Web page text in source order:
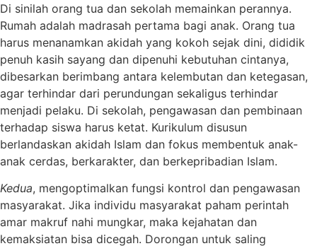
Di sinilah orang tua dan sekolah memainkan perannya.
Rumah adalah madrasah pertama bagi anak. Orang tua
harus menanamkan akidah yang kokoh sejak dini, dididik
penuh kasih sayang dan dipenuhi kebutuhan cintanya,
dibesarkan berimbang antara kelembutan dan ketegasan,
agar terhindar dari perundungan sekaligus terhindar
menjadi pelaku. Di sekolah, pengawasan dan pembinaan
terhadap siswa harus ketat. Kurikulum disusun
berlandaskan akidah Islam dan fokus membentuk anak-
anak cerdas, berkarakter, dan berkepribadian Islam.
Kedua, mengoptimalkan fungsi kontrol dan pengawasan
masyarakat. Jika individu masyarakat paham perintah
amar makruf nahi mungkar, maka kejahatan dan
kemaksiatan bisa dicegah. Dorongan untuk saling